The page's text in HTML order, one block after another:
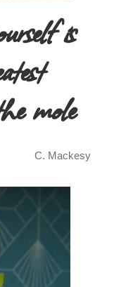
is
mole
C. Mackesy